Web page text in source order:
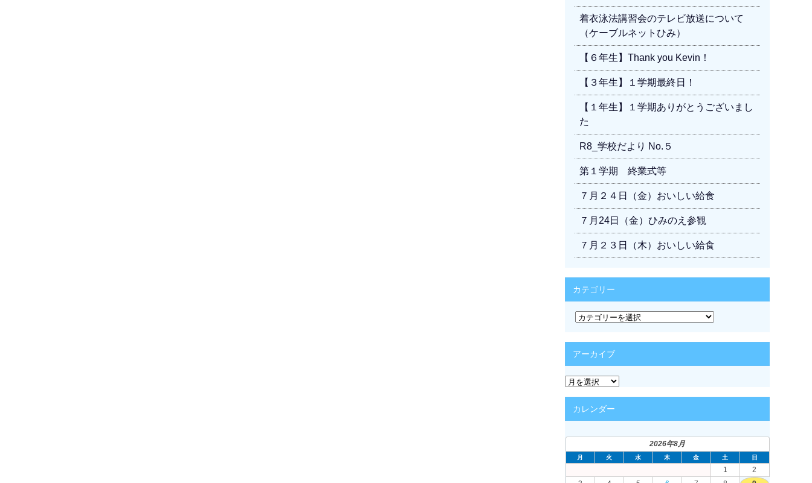
着衣泳法講習会のテレビ放送について
（ケーブルネットひみ）
【６年生】Thank you Kevin！
【３年生】１学期最終日！
【１年生】１学期ありがとうございまし
た
R8_学校だより No.５
第１学期 終業式等
７月２４日（金）おいしい給食
７月24日（金）ひみのえ参観
７月２３日（木）おいしい給食
カテゴリー
カ
テ
リ
ー
アーカイブ
ア
ー
カ
イカレンダー
2026年8月
月 火 水 木 金 土 日
1
2